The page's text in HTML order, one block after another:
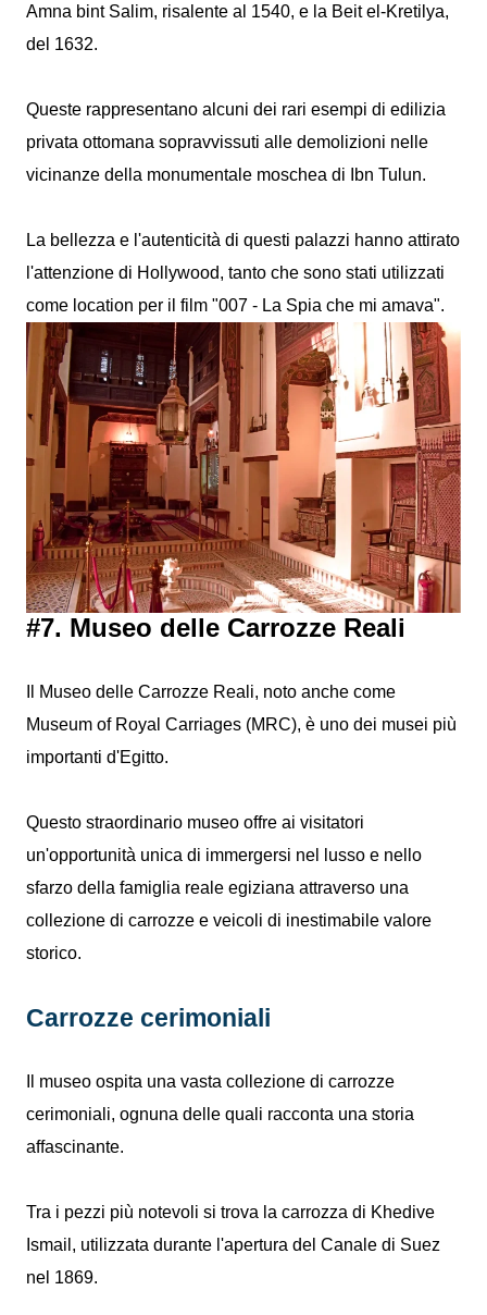
Amna bint Salim, risalente al 1540, e la Beit el-Kretilya,
del 1632.
Queste rappresentano alcuni dei rari esempi di edilizia
privata ottomana sopravvissuti alle demolizioni nelle
vicinanze della monumentale moschea di Ibn Tulun.
La bellezza e l'autenticità di questi palazzi hanno attirato
l'attenzione di Hollywood, tanto che sono stati utilizzati
come location per il film "007 - La Spia che mi amava".
#7. Museo delle Carrozze Reali
Il Museo delle Carrozze Reali, noto anche come
Museum of Royal Carriages (MRC), è uno dei musei più
importanti d'Egitto.
Questo straordinario museo offre ai visitatori
un'opportunità unica di immergersi nel lusso e nello
sfarzo della famiglia reale egiziana attraverso una
collezione di carrozze e veicoli di inestimabile valore
storico.
Carrozze cerimoniali
Il museo ospita una vasta collezione di carrozze
cerimoniali, ognuna delle quali racconta una storia
affascinante.
Tra i pezzi più notevoli si trova la carrozza di Khedive
Ismail, utilizzata durante l'apertura del Canale di Suez
nel 1869.